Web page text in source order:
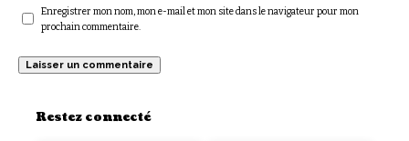
Enregistrer mon nom, mon e-mail et mon site dans le navigateur pour mon
prochain commentaire.
Restez connecté